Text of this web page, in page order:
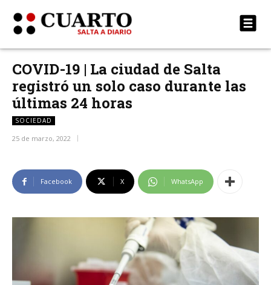
COVID-19 | La ciudad de Salta
registró un solo caso durante las
últimas 24 horas
SOCIEDAD
25 de marzo, 2022
Facebook X WhatsApp